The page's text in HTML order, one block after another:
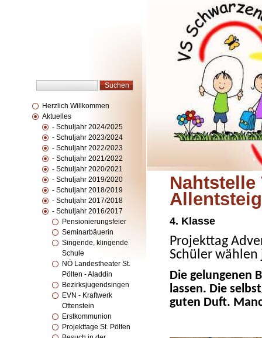
Herzlich Willkommen
Aktuelles
- Schuljahr 2024/2025
- Schuljahr 2023/2024
- Schuljahr 2022/2023
- Schuljahr 2021/2022
- Schuljahr 2020/2021
- Schuljahr 2019/2020
- Schuljahr 2018/2019
- Schuljahr 2017/2018
- Schuljahr 2016/2017
Pensionierungsfeier
Seminarbäuerin
Singende, klingende
Schule
NÖ Landestheater St.
Pölten - Aladdin
Bezirksjugendsingen
EVN - Kraftwerk
Ottenstein
Erstkommunion
Projekttage St. Pölten
Nahtstelle
Allentsteig
4. Klasse
Projekttag
Schüler wählen
Die gelungenen
lassen. Die
guten Duft.